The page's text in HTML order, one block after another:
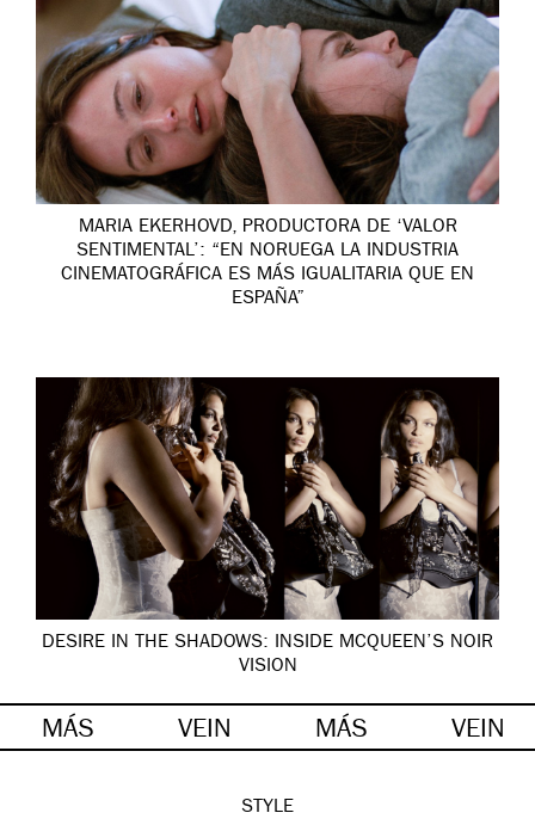
MARIA EKERHOVD, PRODUCTORA DE ‘VALOR
SENTIMENTAL’: “EN NORUEGA LA INDUSTRIA
CINEMATOGRÁFICA ES MÁS IGUALITARIA QUE EN
ESPAÑA”
DESIRE IN THE SHADOWS: INSIDE MCQUEEN’S NOIR
VISION
MÁS VEIN MÁS VEIN
STYLE